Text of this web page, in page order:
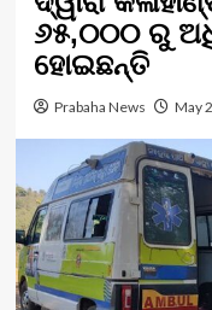
୬୫,୦୦୦ ରୁ
ହୋଇଛନ୍ତି
Prabaha News May